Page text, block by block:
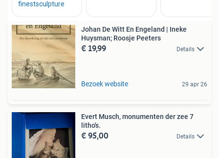
Johan De Witt En Engeland | Ineke
Huysman; Roosje Peeters
€ 19,99 Details
Bezoek website 29 apr 26
Evert Musch, monumenten der zee 7
litho's.
€ 95,00 Details